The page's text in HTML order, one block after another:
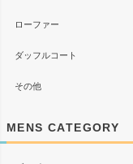
ローファー
ダッフルコート
その他
MENS CATEGORY